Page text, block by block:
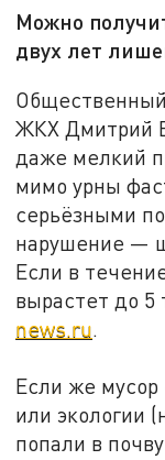
Можно
двух лет
ЖКХ Дмитрий
даже мелкий
мимо урны
серьёзными
нарушение —
Если в
вырастет до 5
news.ru.
Если же мусор
или экологии
попали в